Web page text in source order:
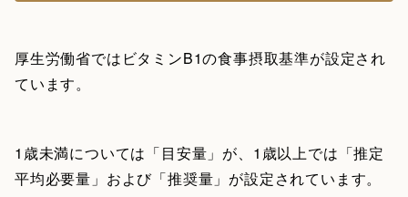
厚生労働省ではビタミンB1の食事摂取基準が設定され
ています。
1歳未満については「目安量」が、1歳以上では「推定
平均必要量」および「推奨量」が設定されています。